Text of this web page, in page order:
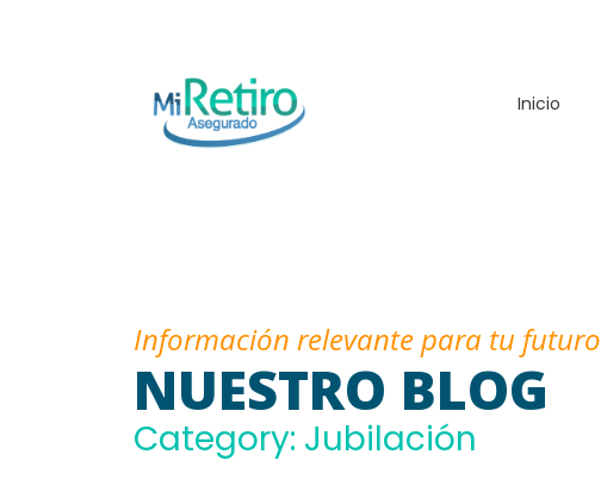
Inicio
Información relevante para tu futuro
NUESTRO BLOG
Category: Jubilación